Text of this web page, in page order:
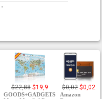
-
$22,88 $19,9
GOODS+GADGETS
$0,02 $0,02
Amazon